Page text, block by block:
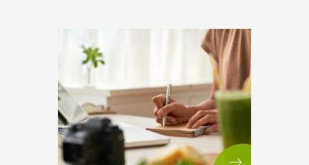
ORVOSI REHABILITÁCIÓS
CENTRUM – JÁRVÁNYÜGYI
TÁPLÁLKOZÁSI INTERVENCIÓ